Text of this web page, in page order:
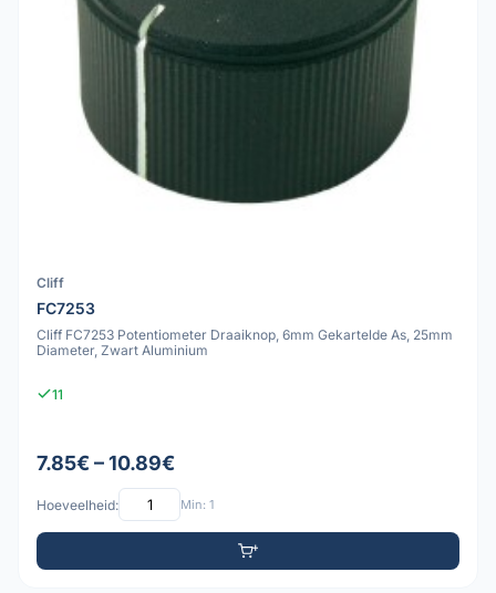
Cliff
FC7253
Cliff FC7253 Potentiometer Draaiknop, 6mm Gekartelde As, 25mm
Diameter, Zwart Aluminium
11
7.85€ – 10.89€
Hoeveelheid: Min: 1